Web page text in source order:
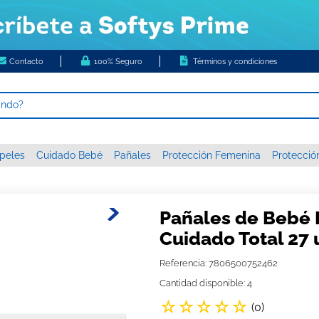
Contacto 100% Seguro Términos y condiciones
Cuidado Bebé Pañales Protección Femenina
Pañales de Bebé
Cuidado Total 27
Referencia: 7806500752462
Cantidad disponible: 4
☆☆☆☆☆ (0)
diario ladysoft respirable tela suave